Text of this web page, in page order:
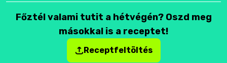
Főztél valami tutit a hétvégén? Oszd meg
másokkal is a receptet!
Receptfeltöltés